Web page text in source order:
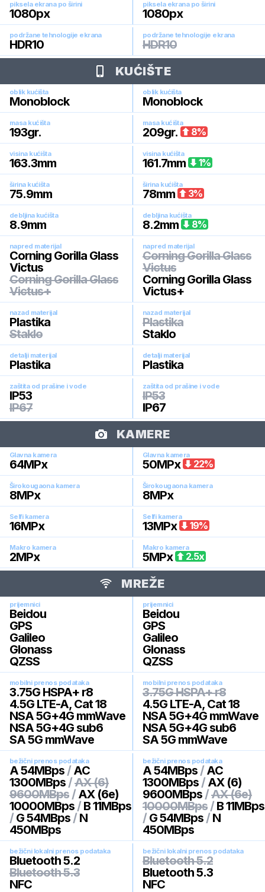
piksela ekrana po širini
1080px
piksela ekrana po širini
1080px
podržane tehnologije ekrana
HDR10
podržane tehnologije ekrana
HDR10
KUĆIŠTE
oblik kućišta
Monoblock
oblik kućišta
Monoblock
masa kućišta
193gr.
masa kućišta
209gr. 8%
visina kućišta
163.3mm
visina kućišta
161.7mm 1%
širina kućišta
75.9mm
širina kućišta
78mm 3%
debljina kućišta
8.9mm
debljina kućišta
8.2mm 8%
napred materijal
Corning Gorilla Glass
Victus
Corning Gorilla Glass
Victus+
napred materijal
Corning Gorilla Glass
Victus
Corning Gorilla Glass
Victus+
nazad materijal
Plastika
Staklo
nazad materijal
Plastika
Staklo
detalji materijal
Plastika
detalji materijal
Plastika
zaštita od prašine i vode
IP53
IP67
zaštita od prašine i vode
IP53
IP67
KAMERE
Glavna kamera
64MPx
Glavna kamera
50MPx 22%
Širokougaona kamera
8MPx
Širokougaona kamera
8MPx
Selfi kamera
16MPx
Selfi kamera
13MPx 19%
Makro kamera
2MPx
Makro kamera
5MPx 2.5x
MREŽE
prijemnici
Beidou
GPS
Galileo
Glonass
QZSS
prijemnici
Beidou
GPS
Galileo
Glonass
QZSS
mobilni prenos podataka
3.75G HSPA+ r8
4.5G LTE-A, Cat 18
NSA 5G+4G mmWave
NSA 5G+4G sub6
SA 5G mmWave
mobilni prenos podataka
3.75G HSPA+ r8
4.5G LTE-A, Cat 18
NSA 5G+4G mmWave
NSA 5G+4G sub6
SA 5G mmWave
bežični prenos podataka
A 54MBps / AC
1300MBps /AX (6)
9600MBps / AX (6e)
10000MBps / B 11MBps
/ G 54MBps / N
450MBps
bežični prenos podataka
A 54MBps / AC
1300MBps / AX (6)
9600MBps /AX (6e)
10000MBps / B 11MBps
/ G 54MBps / N
450MBps
bežični lokalni prenos podataka
Bluetooth 5.2
Bluetooth 5.3
NFC
bežični lokalni prenos podataka
Bluetooth 5.2
Bluetooth 5.3
NFC